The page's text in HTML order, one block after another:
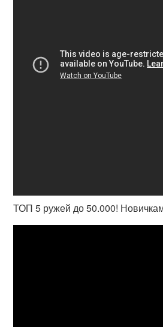
ТОП 5 ружей до 50.000!